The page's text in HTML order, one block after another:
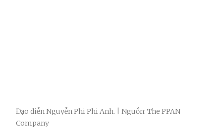
Đạo diễn Nguyễn Phi Phi Anh. | Nguồn: The PPAN
Company